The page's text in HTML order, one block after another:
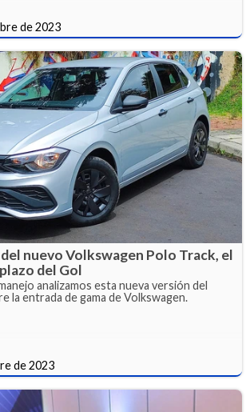
de 2023
nuevo Volkswagen Polo Track, el
del Gol
analizamos esta nueva versión del
la entrada de gama de Volkswagen.
de 2023